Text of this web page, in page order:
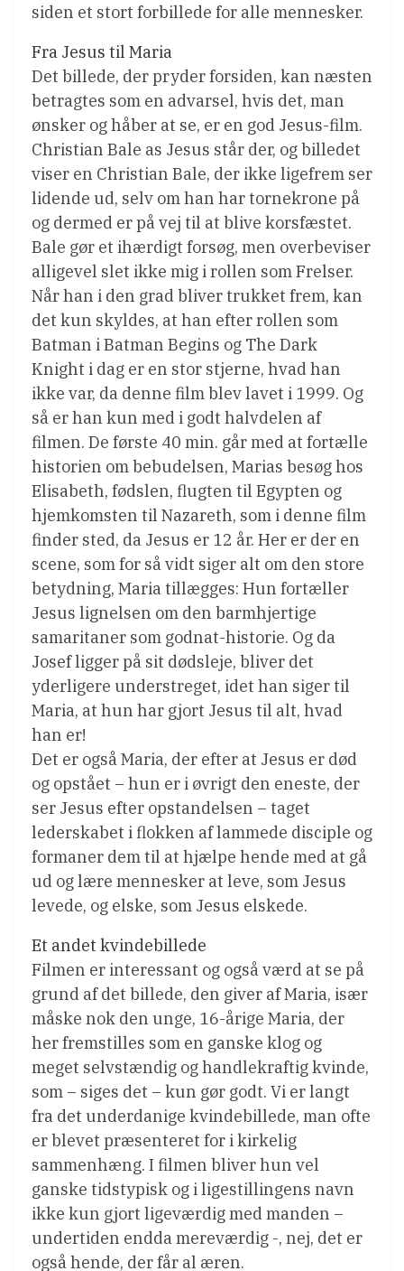
siden et stort forbillede for alle mennesker.
Fra Jesus til Maria
Det billede, der pryder forsiden, kan næsten
betragtes som en advarsel, hvis det, man
ønsker og håber at se, er en god Jesus-film.
Christian Bale as Jesus står der, og billedet
viser en Christian Bale, der ikke ligefrem ser
lidende ud, selv om han har tornekrone på
og dermed er på vej til at blive korsfæstet.
Bale gør et ihærdigt forsøg, men overbeviser
alligevel slet ikke mig i rollen som Frelser.
Når han i den grad bliver trukket frem, kan
det kun skyldes, at han efter rollen som
Batman i Batman Begins og The Dark
Knight i dag er en stor stjerne, hvad han
ikke var, da denne film blev lavet i 1999. Og
så er han kun med i godt halvdelen af
filmen. De første 40 min. går med at fortælle
historien om bebudelsen, Marias besøg hos
Elisabeth, fødslen, flugten til Egypten og
hjemkomsten til Nazareth, som i denne film
finder sted, da Jesus er 12 år. Her er der en
scene, som for så vidt siger alt om den store
betydning, Maria tillægges: Hun fortæller
Jesus lignelsen om den barmhjertige
samaritaner som godnat-historie. Og da
Josef ligger på sit dødsleje, bliver det
yderligere understreget, idet han siger til
Maria, at hun har gjort Jesus til alt, hvad
han er!
Det er også Maria, der efter at Jesus er død
og opstået – hun er i øvrigt den eneste, der
ser Jesus efter opstandelsen – taget
lederskabet i flokken af lammede disciple og
formaner dem til at hjælpe hende med at gå
ud og lære mennesker at leve, som Jesus
levede, og elske, som Jesus elskede.
Et andet kvindebillede
Filmen er interessant og også værd at se på
grund af det billede, den giver af Maria, især
måske nok den unge, 16-årige Maria, der
her fremstilles som en ganske klog og
meget selvstændig og handlekraftig kvinde,
som – siges det – kun gør godt. Vi er langt
fra det underdanige kvindebillede, man ofte
er blevet præsenteret for i kirkelig
sammenhæng. I filmen bliver hun vel
ganske tidstypisk og i ligestillingens navn
ikke kun gjort ligeværdig med manden –
undertiden endda mereværdig -, nej, det er
også hende, der får al æren.